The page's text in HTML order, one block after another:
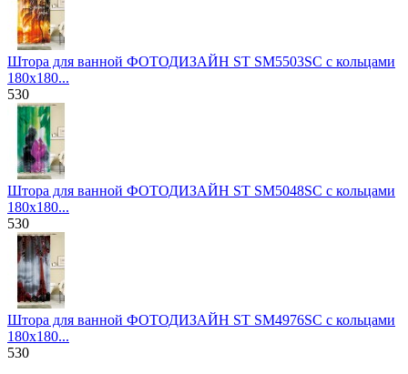
Штора для ванной ФОТОДИЗАЙН ST SM5503SC с кольцами
180х180...
530
Штора для ванной ФОТОДИЗАЙН ST SM5048SC с кольцами
180х180...
530
Штора для ванной ФОТОДИЗАЙН ST SM4976SC с кольцами
180х180...
530